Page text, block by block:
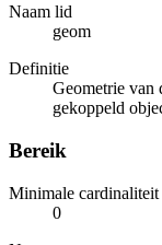
Naam lid
geom
Definitie
Geometrie van
gekoppeld
Bereik
Minimale cardinaliteit
0